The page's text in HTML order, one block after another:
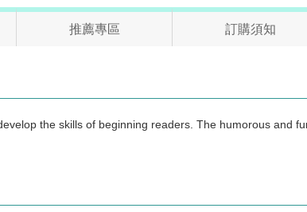
推薦專區 訂購須知
the skills of beginning readers. The humorous and